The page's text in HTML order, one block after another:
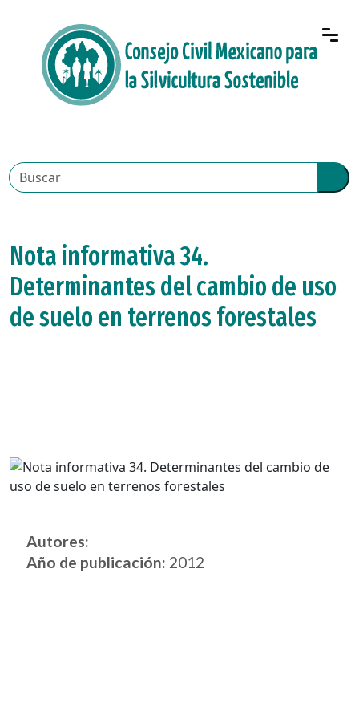
Nota informativa 34.
Determinantes del cambio de uso
de suelo en terrenos forestales
Autores:
Año de publicación: 2012